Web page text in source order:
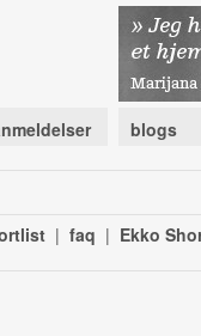
blogs
| faq | Ekko